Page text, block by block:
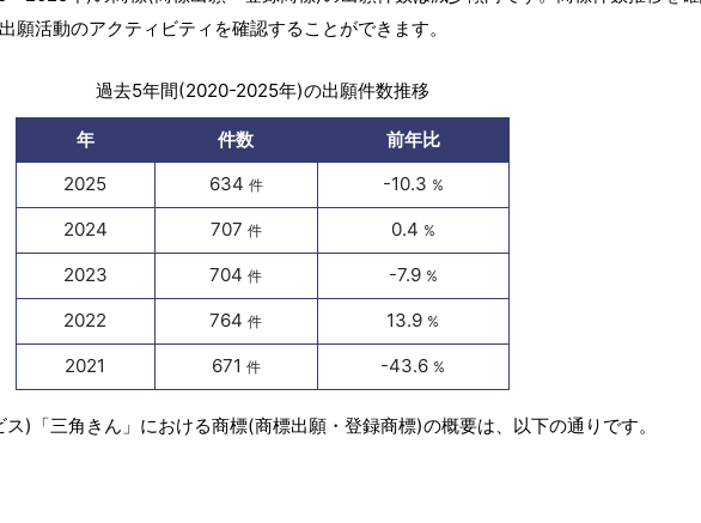
願活動のアクティビティを確認することができます。
過去5年間(2020-2025年)の出願件数推移
年 件数
前年比
2025
634 件 -10.3 %
2024 707 件 0.4 %
2023 704件 -7.9 %
2022 764件 13.9 %
2021 671 件 -43.6 %
)「三角きん」における商標(商標出願・登録商標)の概要は、以下の通りです。